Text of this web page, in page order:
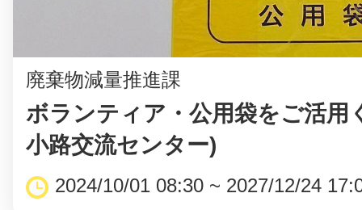
廃棄物減量推進課
ボランティア・公用袋をご活用
小路交流センター)
2024/10/01 08:30 ~ 2027/12/24